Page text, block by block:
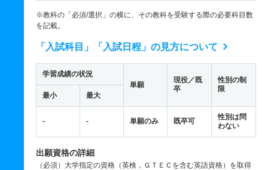
※教科の「必須/選択」の横に、その教科を受験する際の必要科目数
を記載。
「入試科目」「入試日程」の見方について
学習成績の状況
単願
現役／既
卒
性別の制
限
最小 最大
- - 単願のみ 既卒可
性別は問
わない
出願資格の詳細
（必須）大学指定の資格（英検，ＧＴＥＣを含む英語資格）を取得